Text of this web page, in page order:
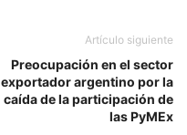
Artículo siguiente
Preocupación en el sector
exportador argentino por la
caída de la participación de
las PyMEx